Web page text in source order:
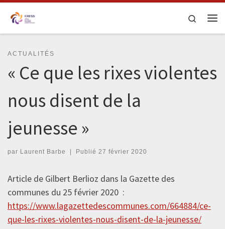
Skip to content
Search
ACTUALITÉS
« Ce que les rixes violentes
nous disent de la
jeunesse »
par Laurent Barbe Publié 27 février 2020
Article de Gilbert Berlioz dans la Gazette des
communes du 25 février 2020 :
https://www.lagazettedescommunes.com/664884/ce-
que-les-rixes-violentes-nous-disent-de-la-jeunesse/